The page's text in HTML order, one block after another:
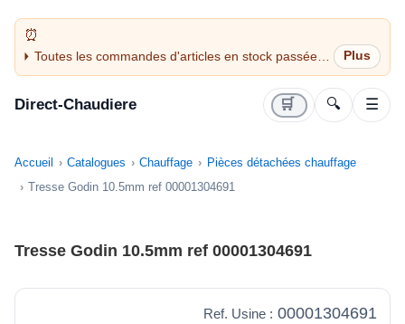
Toutes les commandes d'articles en stock passées
avant 14H sont expédiées le jour même (jours
Direct-Chaudiere 🛒 🔍 ☰
Accueil Catalogues Chauffage
Pièces détachées chauffage
Tresse Godin 10.5mm ref 00001304691
Tresse Godin 10.5mm ref 00001304691
Ref. Usine : 00001304691